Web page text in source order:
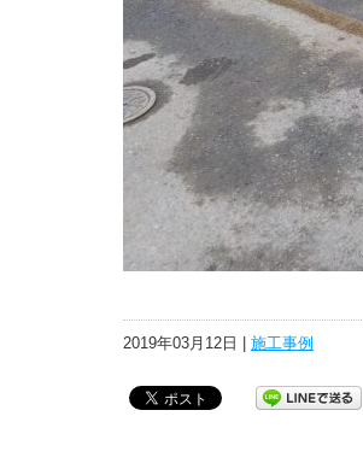
2019年03月12日 | 施工事例